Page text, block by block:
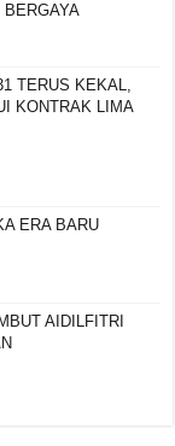
TERUS KEKAL,
KONTRAK LIMA
ERA BARU
AIDILFITRI